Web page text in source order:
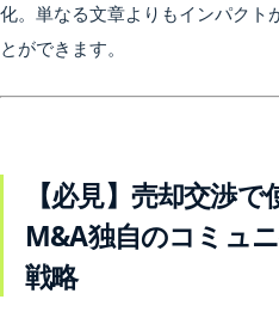
化。単なる文章よりもインパクト
とができます。
【必見】売却交渉
M&A独自のコミュ
戦略